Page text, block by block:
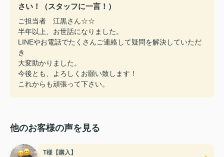
さい！（スタッフに一言！）
ご担当者 江黒さん☆☆
半年以上、お世話になりました。
LINEやお電話でたくさんご連絡して疑問を解決していただ
き
大変助かりました。
今後とも、よろしくお願い致します！
これからも頑張って下さい。
他のお客様の声を見る
T様【購入】